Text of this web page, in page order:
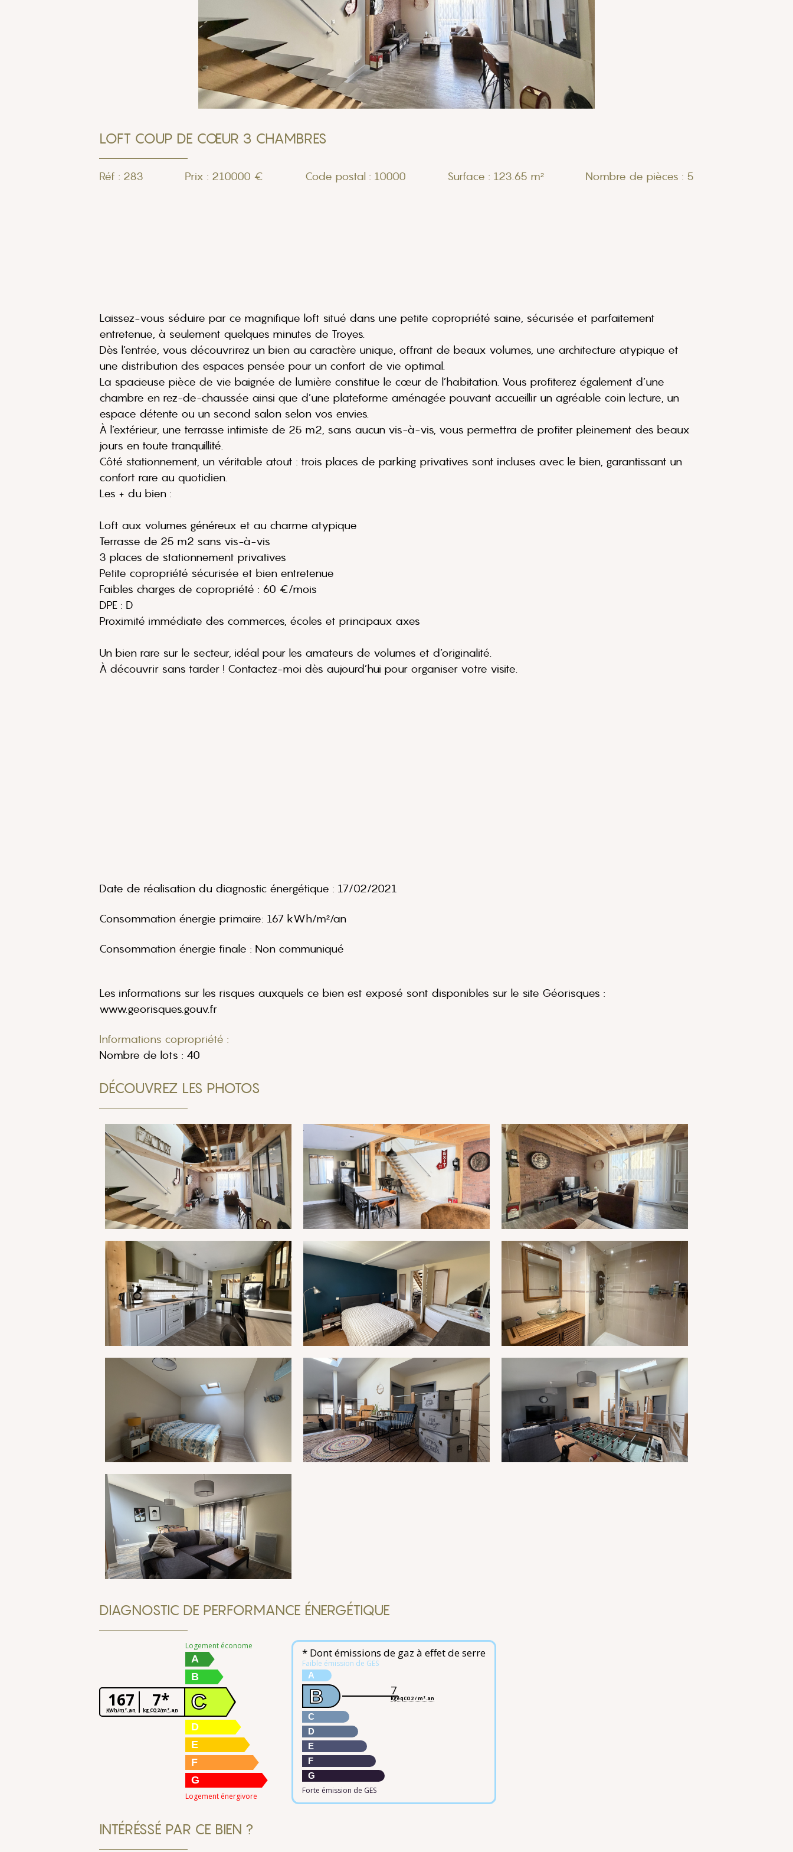
LOFT COUP DE CŒUR 3 CHAMBRES
Réf : 283 Prix : 210000 € Code postal : 10000 Surface : 123.65 m² Nombre de pièces : 5
Laissez-vous séduire par ce magnifique loft situé dans une petite copropriété saine, sécurisée et parfaitement
entretenue, à seulement quelques minutes de Troyes.
Dès l’entrée, vous découvrirez un bien au caractère unique, offrant de beaux volumes, une architecture atypique et
une distribution des espaces pensée pour un confort de vie optimal.
La spacieuse pièce de vie baignée de lumière constitue le cœur de l’habitation. Vous profiterez également d’une
chambre en rez-de-chaussée ainsi que d’une plateforme aménagée pouvant accueillir un agréable coin lecture, un
espace détente ou un second salon selon vos envies.
À l’extérieur, une terrasse intimiste de 25 m2, sans aucun vis-à-vis, vous permettra de profiter pleinement des beaux
jours en toute tranquillité.
Côté stationnement, un véritable atout : trois places de parking privatives sont incluses avec le bien, garantissant un
confort rare au quotidien.
Les + du bien :
Loft aux volumes généreux et au charme atypique
Terrasse de 25 m2 sans vis-à-vis
3 places de stationnement privatives
Petite copropriété sécurisée et bien entretenue
Faibles charges de copropriété : 60 €/mois
DPE : D
Proximité immédiate des commerces, écoles et principaux axes
Un bien rare sur le secteur, idéal pour les amateurs de volumes et d’originalité.
À découvrir sans tarder ! Contactez-moi dès aujourd’hui pour organiser votre visite.
Date de réalisation du diagnostic énergétique : 17/02/2021
Consommation énergie primaire: 167 kWh/m²/an
Consommation énergie finale : Non communiqué
Les informations sur les risques auxquels ce bien est exposé sont disponibles sur le site Géorisques :
www.georisques.gouv.fr
Informations copropriété :
Nombre de lots : 40
DÉCOUVREZ LES PHOTOS
DIAGNOSTIC DE PERFORMANCE ÉNERGÉTIQUE
167
KWh/m².an 7*
kg CO2/m².an
Logement économe
A
B
C
D
E
F
G
Logement énergivore
* Dont émissions de gaz à effet de serre
Faible émission de GES
A
B
C
D
E
F
G
Forte émission de GES
7
KgéqCO2 / m².an
INTÉRÉSSÉ PAR CE BIEN ?